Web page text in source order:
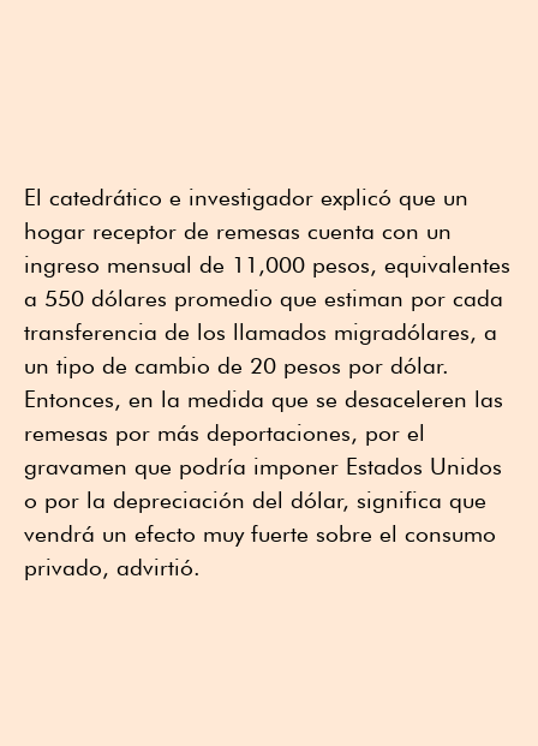
El catedrático e investigador explicó que un
hogar receptor de remesas cuenta con un
ingreso mensual de 11,000 pesos, equivalentes
a 550 dólares promedio que estiman por cada
transferencia de los llamados migradólares, a
un tipo de cambio de 20 pesos por dólar.
Entonces, en la medida que se desaceleren las
remesas por más deportaciones, por el
gravamen que podría imponer Estados Unidos
o por la depreciación del dólar, significa que
vendrá un efecto muy fuerte sobre el consumo
privado, advirtió.